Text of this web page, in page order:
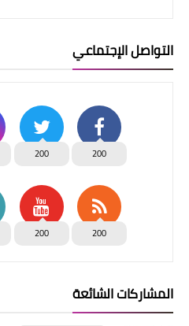
التواصل الإجتماعي
200
200
200
200
المشاركات الشائعة